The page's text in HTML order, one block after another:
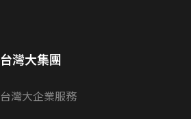
台灣大集團
台灣大企業服務